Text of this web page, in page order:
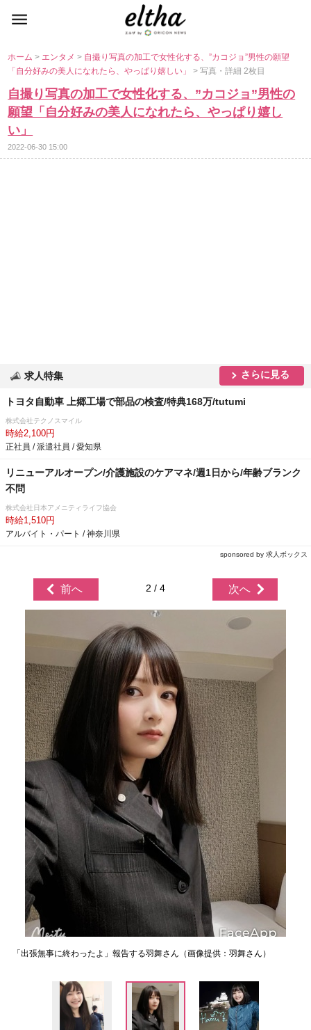
ホーム> エンタメ> 自撮り写真の加工で女性化する、”カコジョ”男性の願望
「自分好みの美人になれたら、やっぱり嬉しい」> 写真・詳細 2枚目
自撮り写真の加工で女性化する、”カコジョ”男性の
願望「自分好みの美人になれたら、やっぱり嬉し
い」
2022-06-30 15:00
求人特集 さらに見る
トヨタ自動車 上郷工場で部品の検査/特典168万/tutumi
株式会社テクノスマイル
時給2,100円
正社員 / 派遣社員 / 愛知県
リニューアルオープン/介護施設のケアマネ/週1日から/年齢ブランク
不問
株式会社日本アメニティライフ協会
時給1,510円
アルバイト・パート / 神奈川県
sponsored by 求人ボックス
前へ 2 / 4 次へ
「出張無事に終わったよ」報告する羽舞さん（画像提供：羽舞さん）